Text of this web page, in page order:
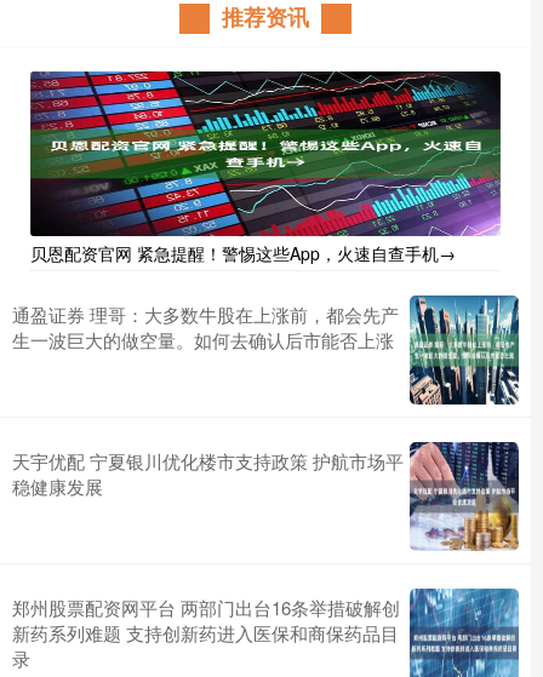
推荐资讯
贝恩配资官网 紧急提醒！警惕这些App，火速自查手机→
通盈证券 理哥：大多数牛股在上涨前，都会先产
生一波巨大的做空量。如何去确认后市能否上涨
天宇优配 宁夏银川优化楼市支持政策 护航市场平
稳健康发展
郑州股票配资网平台 两部门出台16条举措破解创
新药系列难题 支持创新药进入医保和商保药品目
录